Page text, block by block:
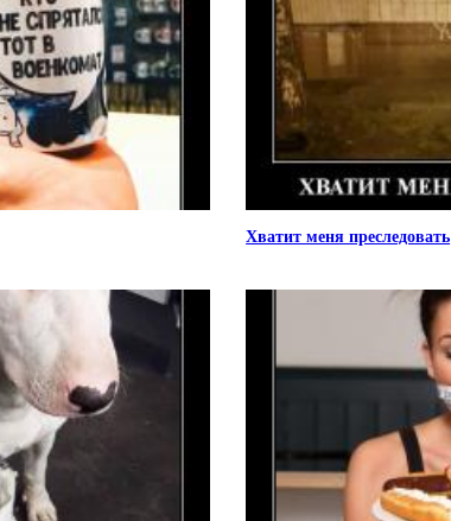
Хватит меня преследовать